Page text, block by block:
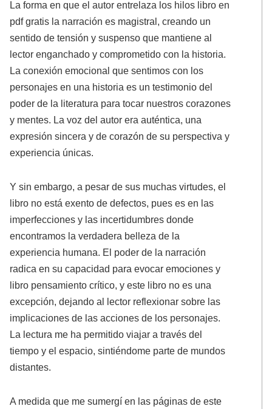
La forma en que el autor entrelaza los hilos libro en
pdf gratis la narración es magistral, creando un
sentido de tensión y suspenso que mantiene al
lector enganchado y comprometido con la historia.
La conexión emocional que sentimos con los
personajes en una historia es un testimonio del
poder de la literatura para tocar nuestros corazones
y mentes. La voz del autor era auténtica, una
expresión sincera y de corazón de su perspectiva y
experiencia únicas.
Y sin embargo, a pesar de sus muchas virtudes, el
libro no está exento de defectos, pues es en las
imperfecciones y las incertidumbres donde
encontramos la verdadera belleza de la
experiencia humana. El poder de la narración
radica en su capacidad para evocar emociones y
libro pensamiento crítico, y este libro no es una
excepción, dejando al lector reflexionar sobre las
implicaciones de las acciones de los personajes.
La lectura me ha permitido viajar a través del
tiempo y el espacio, sintiéndome parte de mundos
distantes.
A medida que me sumergí en las páginas de este